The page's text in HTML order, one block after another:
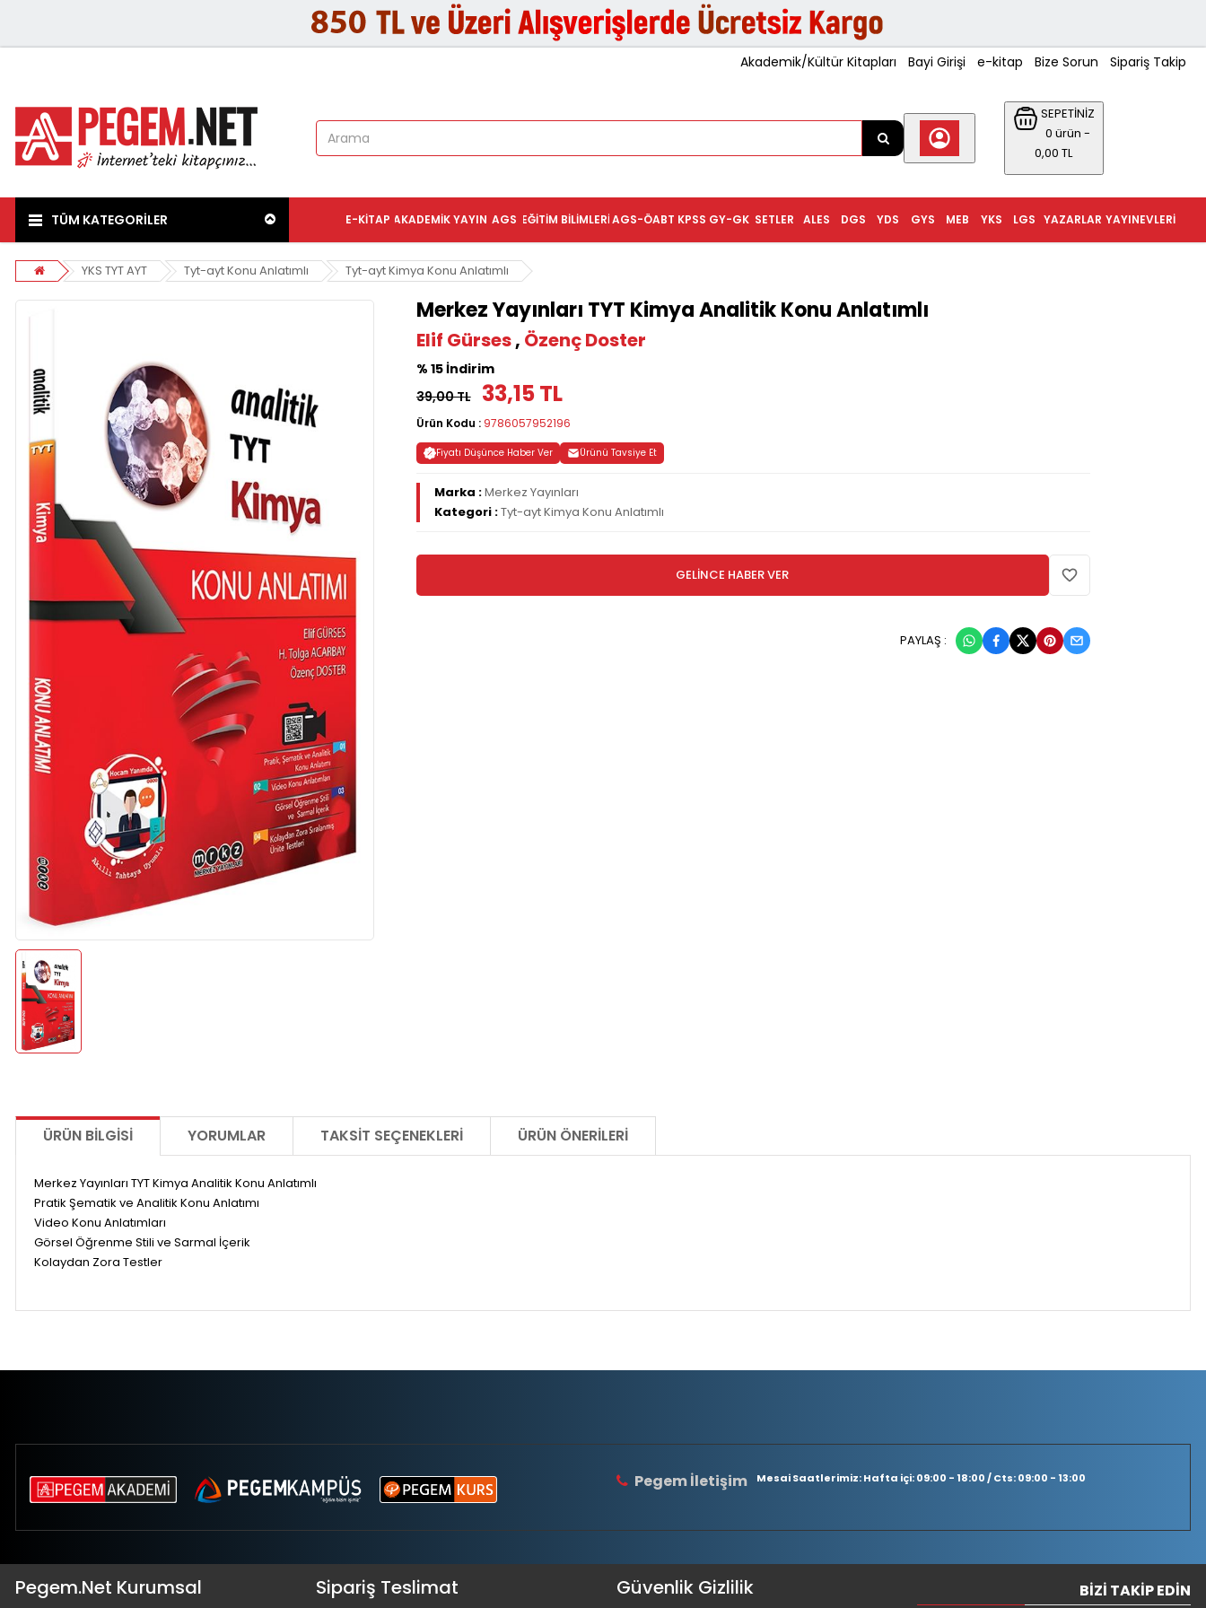
Akademik/Kültür Kitapları Bayi Girişi e-kitap Bize Sorun Sipariş Takip
SEPETİNİZ
0 ürün -
0,00 TL
TÜM KATEGORİLER YAYINEVLERI
YAZARLAR
LGS
YKS
MEB
GYS
YDS
DGS
ALES
SETLER
KPSS GY-GK
AGS-ÖABT
EĞITIM BILIMLERI
AGS
AKADEMIK YAYIN
E-KITAP
YKS TYT AYT Tyt-ayt Konu Anlatımlı Tyt-ayt Kimya Konu Anlatımlı
Merkez Yayınları TYT Kimya Analitik Konu Anlatımlı
Elif Gürses, Özenç Doster
% 15 İndirim
39,00 TL
33,15 TL
Ürün Kodu : 9786057952196
Fiyatı Düşünce Haber Ver Ürünü Tavsiye Et
Marka :Merkez Yayınları
Kategori :Tyt-ayt Kimya Konu Anlatımlı
GELİNCE HABER VER
PAYLAŞ :
ÜRÜN BILGISI YORUMLAR TAKSIT SEÇENEKLERI ÜRÜN ÖNERILERI
Merkez Yayınları TYT Kimya Analitik Konu Anlatımlı
Pratik Şematik ve Analitik Konu Anlatımı
Video Konu Anlatımları
Görsel Öğrenme Stili ve Sarmal İçerik
Kolaydan Zora Testler
Pegem İletişim Mesai Saatlerimiz: Hafta içi: 09:00 - 18:00 / Cts: 09:00 - 13:00
Pegem.Net Kurumsal Sipariş Teslimat Güvenlik Gizlilik BIZI TAKIP EDIN